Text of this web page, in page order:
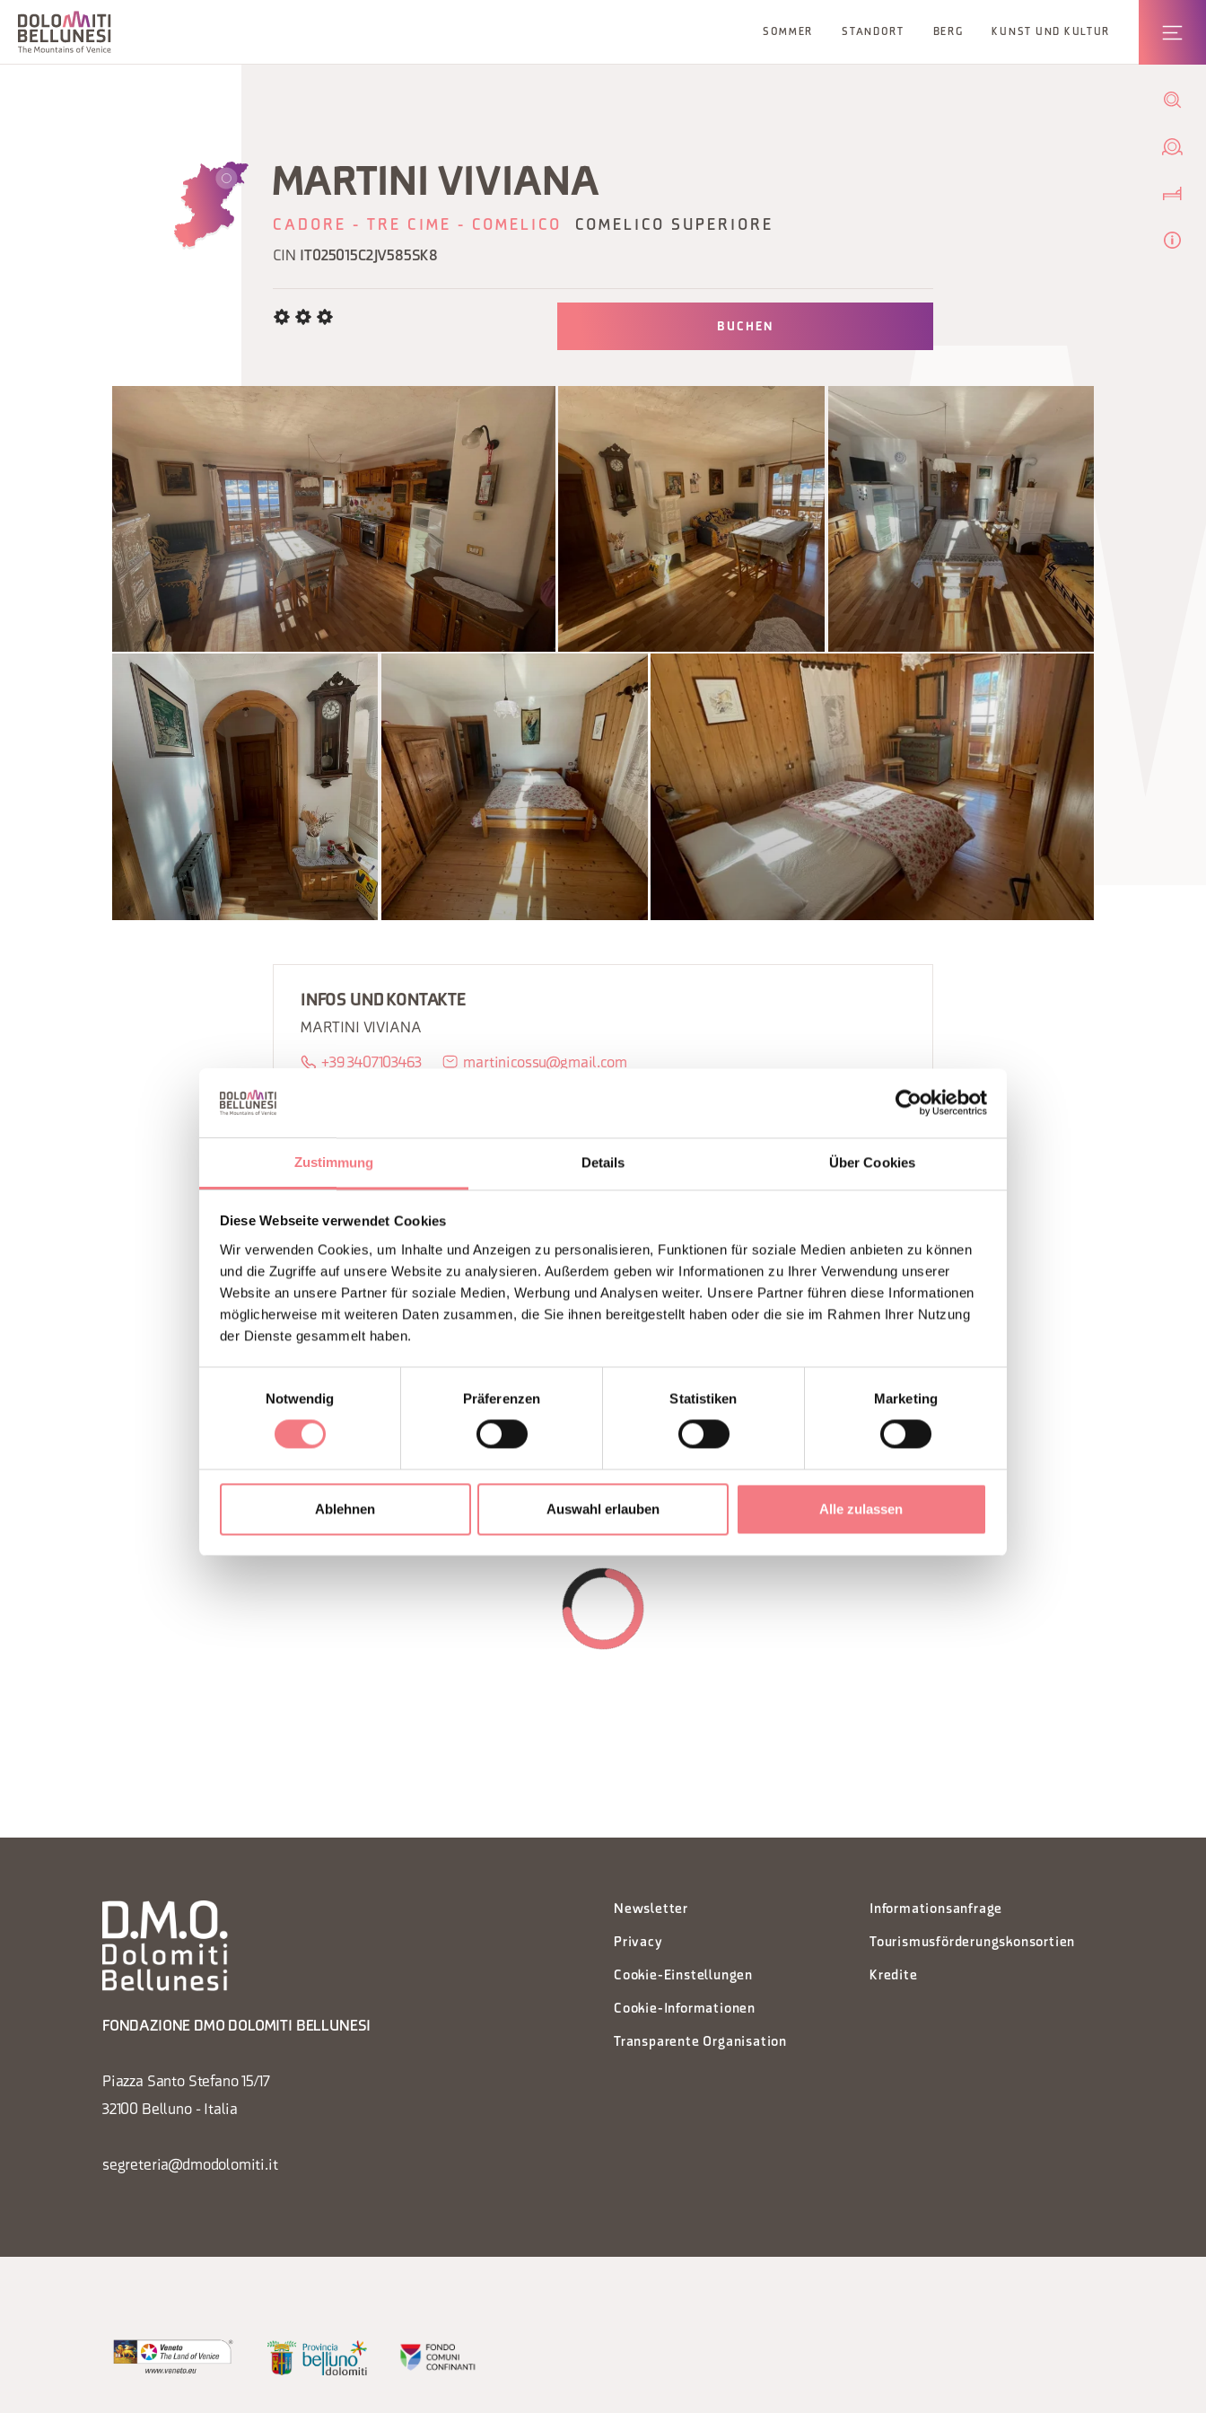
Zustimmung Details Über Cookies
Diese Webseite verwendet Cookies
Wir verwenden Cookies, um Inhalte und Anzeigen zu personalisieren, Funktionen für soziale Medien anbieten zu können
und die Zugriffe auf unsere Website zu analysieren. Außerdem geben wir Informationen zu Ihrer Verwendung unserer
Website an unsere Partner für soziale Medien, Werbung und Analysen weiter. Unsere Partner führen diese Informationen
möglicherweise mit weiteren Daten zusammen, die Sie ihnen bereitgestellt haben oder die sie im Rahmen Ihrer Nutzung
der Dienste gesammelt haben.
Notwendig
Präferenzen Statistiken Marketing
Ablehnen Auswahl erlauben Alle zulassen
SOMMER STANDORT BERG KUNST UND KULTUR
MARTINI VIVIANA
CADORE - TRE CIME - COMELICO
COMELICO SUPERIORE
CIN
IT025015C2JV585SK8
BUCHEN
INFOS UND KONTAKTE
MARTINI VIVIANA
+39 3407103463 martinicossu@gmail.com
Apartment im ersten Stock besteht aus Küche mit Geschirrspüler, Wohnzimmer, 2 Doppelzimmer und
ein Zweibettzimmer, 1 Badezimmer mit Dusche, 1 Badezimmer mit Badewanne mit Dusche, Garten und
Locazione turistica M0250150637
FONDAZIONE DMO DOLOMITI BELLUNESI
Piazza Santo Stefano 15/17
32100 Belluno - Italia
segreteria@dmodolomiti.it
Newsletter
Privacy
Cookie-Einstellungen
Cookie-Informationen
Transparente Organisation
Informationsanfrage
Tourismusförderungskonsortien
Kredite